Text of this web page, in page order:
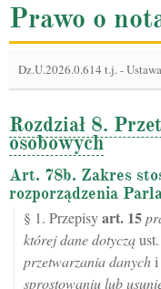
Prawo o
Dz.U.2026.0.614 t.j.-
Rozdział 8.
osobowych
Art. 78b. Zakres
rozporządzenia
§ 1. Przepisyart. 15
której dane dotyczą
przetwarzania danych i
sprostowaniu lub